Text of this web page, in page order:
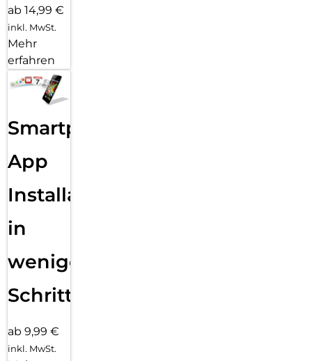
ab 14,99 €
inkl. MwSt.
Mehr
erfahren
Smartphone
App
Installation
in
wenigen
Schritten
ab 9,99 €
inkl. MwSt.